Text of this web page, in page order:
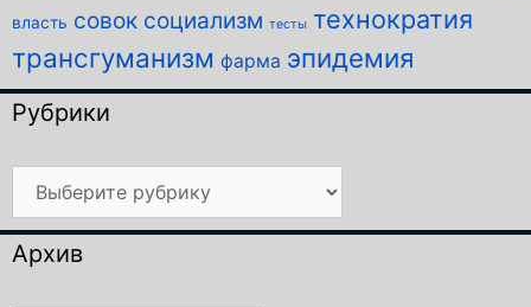
власть совок социализм тесты технократия
трансгуманизм фарма эпидемия
Рубрики
Рубрики
Архив